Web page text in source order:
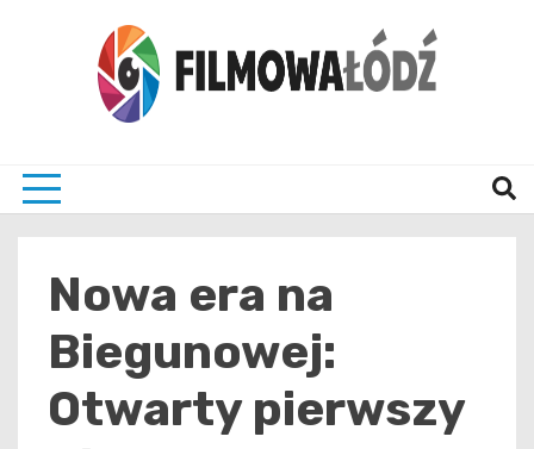
Nowa era na
Biegunowej:
Otwarty pierwszy